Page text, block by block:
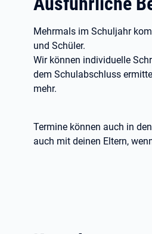
Mehrmals im Schuljahr
und Schüler.
Wir können individuelle
dem Schulabschluss
mehr.
Termine können auch in
auch mit deinen Eltern,